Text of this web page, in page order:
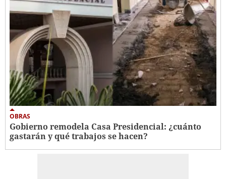
OBRAS
Gobierno remodela Casa Presidencial: ¿cuánto
gastarán y qué trabajos se hacen?